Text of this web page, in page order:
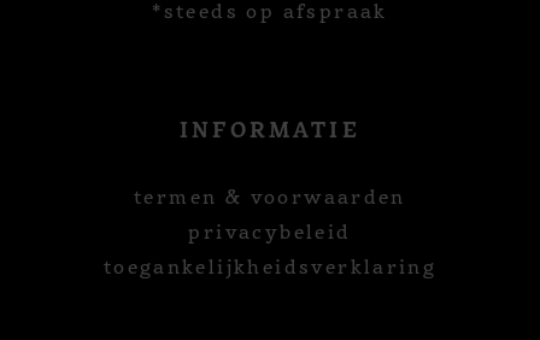
*steeds op afspraak
INFORMATIE
termen & voorwaarden
privacybeleid
toegankelijkheidsverklaring